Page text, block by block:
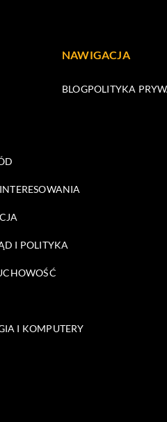
NAWIGACJA
BLOGPOLITYKA
I POLITYKA
I KOMPUTERY